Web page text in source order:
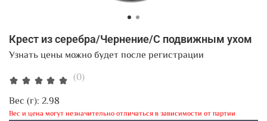
(0)
Крест из серебра/Чернение/С подвижным ухом
Узнать цены можно будет после регистрации
Вес (г): 2.98
Вес и цена могут незначительно отличаться в зависимости от партии